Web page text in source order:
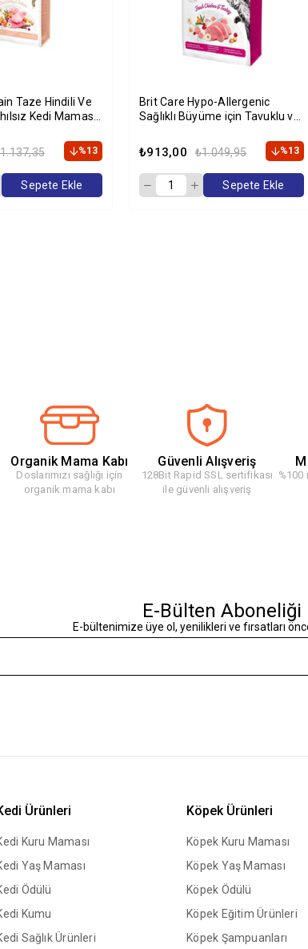
Kedi Maması
%13
Sepete Ekle
Brit Care Hypo-Allergenic
Sağlıklı Büyüme için Tavuklu ve
Maması 2kg
₺913,00 ₺1.049,95 %13
Sepete Ekle
Organik Mama Kabı
Doslarımızı sağlığı için
organik mama kabı
Güvenli Alışveriş
128Bit Rapid SSL sertifikası
ile güvenli alışveriş
%100
E-Bülten Aboneliği
E-bültenimize üye ol, yenilikleri ve fırsatları
Ürünleri
Kuru Maması
Yaş Maması
Ödülü
Kumu
Sağlık Ürünleri
Köpek Ürünleri
Köpek Kuru Maması
Köpek Yaş Maması
Köpek Ödülü
Köpek Eğitim Ürünleri
Köpek Şampuanları